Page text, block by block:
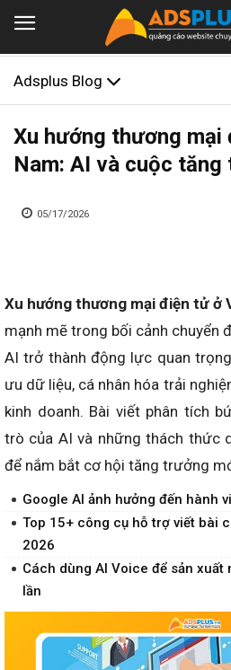
Adsplus Blog
Xu hướng thương
Nam: AI và cuộc
05/17/2026
Xu hướng thương mại điện tử ở
mạnh mẽ trong bối cảnh chuyển
AI trở thành động lực quan
ưu dữ liệu, cá nhân hóa trải
kinh doanh. Bài viết phân tích
trò của AI và những thách thức
để nắm bắt cơ hội tăng trưởng
Google AI ảnh hưởng đến hành
Top 15+ công cụ hỗ trợ viết bài
2026
Cách dùng AI Voice để sản xuất
lần